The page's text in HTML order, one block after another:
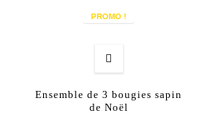
PROMO !
Ensemble de 3 bougies sapin
de Noël